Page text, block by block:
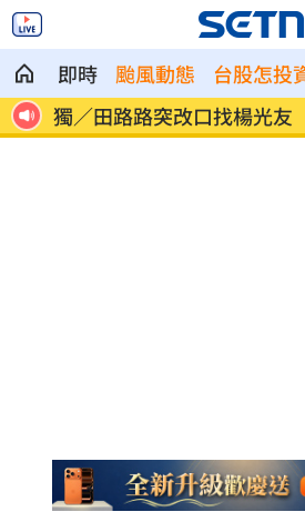
即時 颱風動態 台股怎投
內
飛機餐1果汁爆廁所之亂 醫
喝